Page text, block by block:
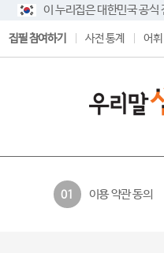
이 누리집은 대한민국 공식
집필 참여하기 사전 통계 어휘
01 이용 약관 동의